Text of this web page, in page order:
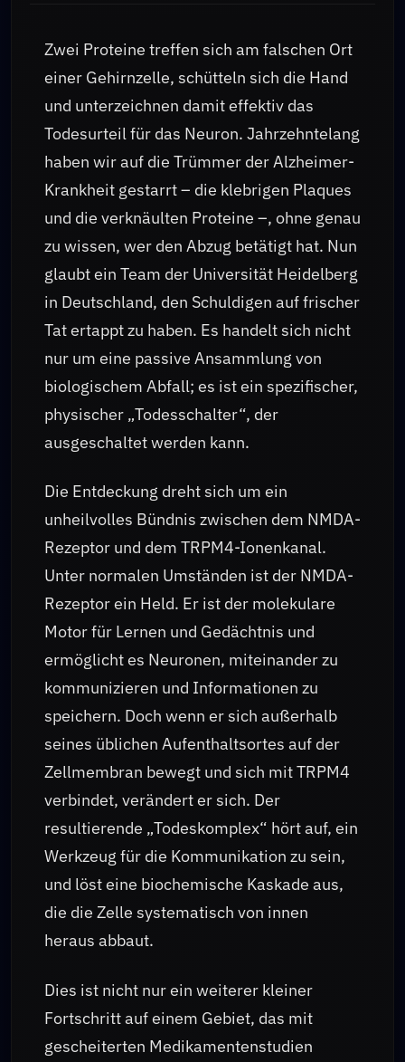
Zwei Proteine treffen sich am falschen Ort
einer Gehirnzelle, schütteln sich die Hand
und unterzeichnen damit effektiv das
Todesurteil für das Neuron. Jahrzehntelang
haben wir auf die Trümmer der Alzheimer-
Krankheit gestarrt – die klebrigen Plaques
und die verknäulten Proteine –, ohne genau
zu wissen, wer den Abzug betätigt hat. Nun
glaubt ein Team der Universität Heidelberg
in Deutschland, den Schuldigen auf frischer
Tat ertappt zu haben. Es handelt sich nicht
nur um eine passive Ansammlung von
biologischem Abfall; es ist ein spezifischer,
physischer „Todesschalter“, der
ausgeschaltet werden kann.
Die Entdeckung dreht sich um ein
unheilvolles Bündnis zwischen dem NMDA-
Rezeptor und dem TRPM4-Ionenkanal.
Unter normalen Umständen ist der NMDA-
Rezeptor ein Held. Er ist der molekulare
Motor für Lernen und Gedächtnis und
ermöglicht es Neuronen, miteinander zu
kommunizieren und Informationen zu
speichern. Doch wenn er sich außerhalb
seines üblichen Aufenthaltsortes auf der
Zellmembran bewegt und sich mit TRPM4
verbindet, verändert er sich. Der
resultierende „Todeskomplex“ hört auf, ein
Werkzeug für die Kommunikation zu sein,
und löst eine biochemische Kaskade aus,
die die Zelle systematisch von innen
heraus abbaut.
Dies ist nicht nur ein weiterer kleiner
Fortschritt auf einem Gebiet, das mit
gescheiterten Medikamentenstudien